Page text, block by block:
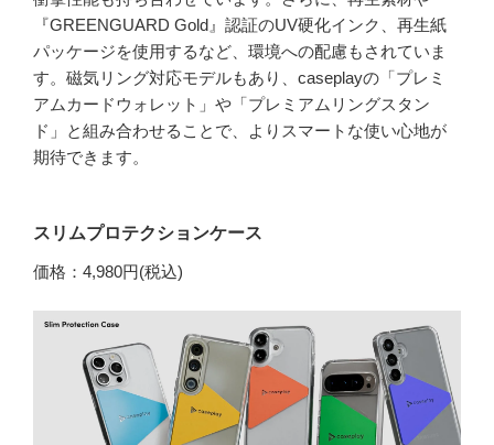
『GREENGUARD Gold』認証のUV硬化インク、再生紙
パッケージを使用するなど、環境への配慮もされていま
す。磁気リング対応モデルもあり、caseplayの「プレミ
アムカードウォレット」や「プレミアムリングスタン
ド」と組み合わせることで、よりスマートな使い心地が
期待できます。
スリムプロテクションケース
価格：4,980円(税込)